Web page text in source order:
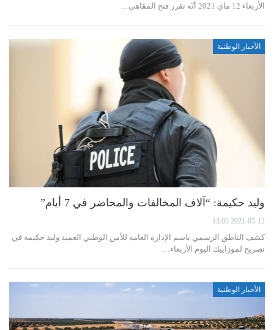
الأربعاء 12 ماي 2021 أنّه تقرر فتح المقاهي…
الأخبار الوطنية
وليد حكيمة: “آلاف المخالفات والمحاضر في 7 أيام”
2021-05-12 13:05
كشف الناطق الرسمي باسم الإدارة العامة للأمن الوطني العميد وليد حكيمة في
تصريح لموزاييك اليوم الأربعاء…
الأخبار الوطنية